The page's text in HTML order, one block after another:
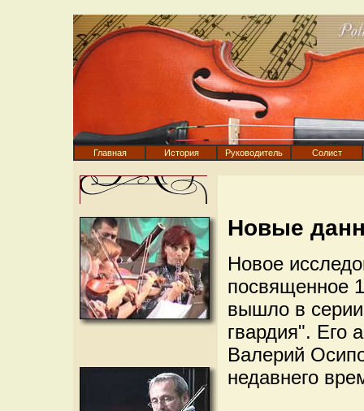
Главная История Руководитель Солист
Новые
Новое
посвященное
вышло в
гвардия". Его
Валерий
недавнего